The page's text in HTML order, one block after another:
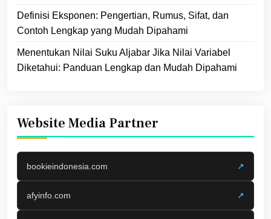
Definisi Eksponen: Pengertian, Rumus, Sifat, dan
Contoh Lengkap yang Mudah Dipahami
Menentukan Nilai Suku Aljabar Jika Nilai Variabel
Diketahui: Panduan Lengkap dan Mudah Dipahami
Website Media Partner
bookieindonesia.com ↗
afyinfo.com ↗